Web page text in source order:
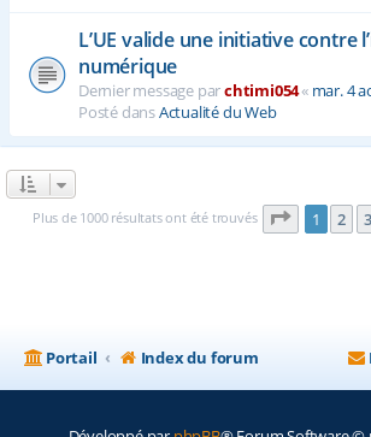
L’UE valide une initiative contre
numérique
Dernier message parchtimi054« mar. 4
Posté dansActualité du Web
Plus de 1000 résultats ont été trouvés Page 1sur
1 2 3
Portail Index du forum